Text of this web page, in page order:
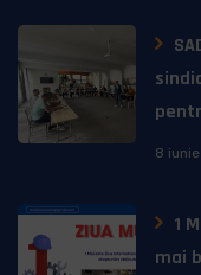
8
1
mai